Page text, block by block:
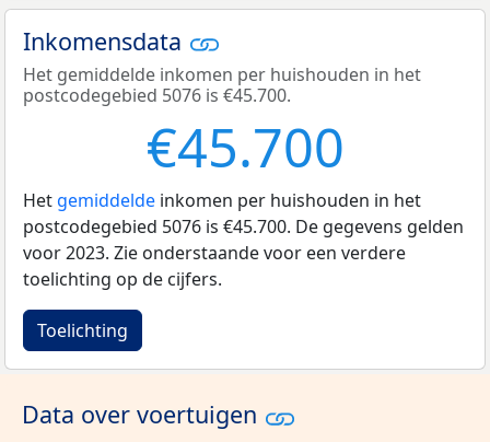
Inkomensdata
Het gemiddelde inkomen per huishouden in het
postcodegebied 5076 is €45.700.
€45.700
Het gemiddelde inkomen per huishouden in het
postcodegebied 5076 is €45.700. De gegevens gelden
voor 2023. Zie onderstaande voor een verdere
toelichting op de cijfers.
Toelichting
Data over voertuigen